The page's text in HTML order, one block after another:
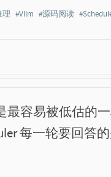
理 #Vllm #源码阅读
最容易被低估的
每一轮要回答的